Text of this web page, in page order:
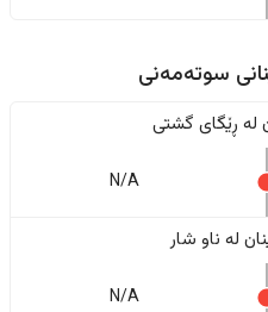
سوتەمەنی
له ڕێگای گشتی
N/A
له ناو شار
N/A